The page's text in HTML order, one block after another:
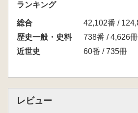
ランキング
総合
42,102番 /
歴史一般・史料
738番 / 4,626冊
近世史
60番 / 735冊
レビュー